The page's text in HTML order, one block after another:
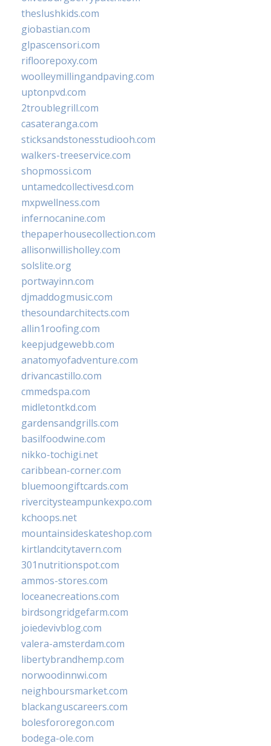
theslushkids.com
giobastian.com
glpascensori.com
rifloorepoxy.com
woolleymillingandpaving.com
uptonpvd.com
2troublegrill.com
casateranga.com
sticksandstonesstudiooh.com
walkers-treeservice.com
shopmossi.com
untamedcollectivesd.com
mxpwellness.com
infernocanine.com
thepaperhousecollection.com
allisonwillisholley.com
solslite.org
portwayinn.com
djmaddogmusic.com
thesoundarchitects.com
allin1roofing.com
keepjudgewebb.com
anatomyofadventure.com
drivancastillo.com
cmmedspa.com
midletontkd.com
gardensandgrills.com
basilfoodwine.com
nikko-tochigi.net
caribbean-corner.com
bluemoongiftcards.com
rivercitysteampunkexpo.com
kchoops.net
mountainsideskateshop.com
kirtlandcitytavern.com
301nutritionspot.com
ammos-stores.com
loceanecreations.com
birdsongridgefarm.com
joiedevivblog.com
valera-amsterdam.com
libertybrandhemp.com
norwoodinnwi.com
neighboursmarket.com
blackanguscareers.com
bolesfororegon.com
bodega-ole.com